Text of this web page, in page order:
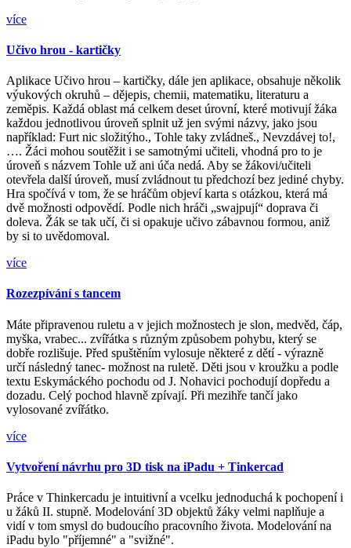
více
Učivo hrou - kartičky
Aplikace Učivo hrou – kartičky, dále jen aplikace, obsahuje několik
výukových okruhů – dějepis, chemii, matematiku, literaturu a
zeměpis. Každá oblast má celkem deset úrovní, které motivují žáka
každou jednotlivou úroveň splnit už jen svými názvy, jako jsou
například: Furt nic složitýho., Tohle taky zvládneš., Nevzdávej to!,
…. Žáci mohou soutěžit i se samotnými učiteli, vhodná pro to je
úroveň s názvem Tohle už ani úča nedá. Aby se žákovi/učiteli
otevřela další úroveň, musí zvládnout tu předchozí bez jediné chyby.
Hra spočívá v tom, že se hráčům objeví karta s otázkou, která má
dvě možnosti odpovědí. Podle nich hráči „swajpují“ doprava či
doleva. Žák se tak učí, či si opakuje učivo zábavnou formou, aniž
by si to uvědomoval.
více
Rozezpívání s tancem
Máte připravenou ruletu a v jejich možnostech je slon, medvěd, čáp,
myška, vrabec... zvířátka s různým způsobem pohybu, který se
dobře rozlišuje. Před spuštěním vylosuje některé z dětí - výrazně
určí následný tanec- možnost na ruletě. Děti jsou v kroužku a podle
textu Eskymáckého pochodu od J. Nohavici pochodují dopředu a
dozadu. Celý pochod hlavně zpívají. Při mezihře tančí jako
vylosované zvířátko.
více
Vytvoření návrhu pro 3D tisk na iPadu + Tinkercad
Práce v Thinkercadu je intuitivní a vcelku jednoduchá k pochopení i
u žáků II. stupně. Modelování 3D objektů žáky velmi naplňuje a
vidí v tom smysl do budoucího pracovního života. Modelování na
iPadu bylo "příjemné" a "svižné".